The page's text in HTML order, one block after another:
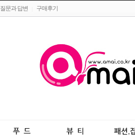
질문과 답변 구매후기